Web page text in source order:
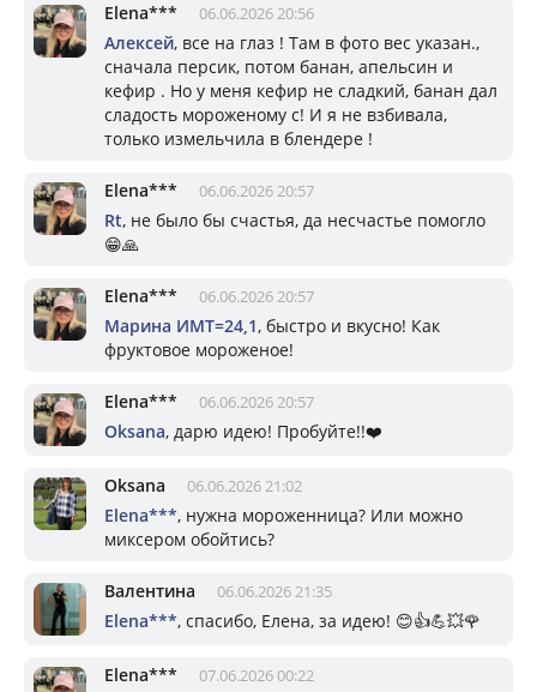
Elena*** 06.06.2026 20:56
Алексей, все на глаз ! Там в фото вес указан.,
сначала персик, потом банан, апельсин и
кефир . Но у меня кефир не сладкий, банан дал
сладость мороженому с! И я не взбивала,
только измельчила в блендере !
Elena*** 06.06.2026 20:57
Rt, не было бы счастья, да несчастье помогло
😁🙏
Elena*** 06.06.2026 20:57
Марина ИМТ=24,1, быстро и вкусно! Как
фруктовое мороженое!
Elena*** 06.06.2026 20:57
Oksana, дарю идею! Пробуйте!!❤️
Oksana 06.06.2026 21:02
Elena***, нужна мороженница? Или можно
миксером обойтись?
Валентина 06.06.2026 21:35
Elena***, спасибо, Елена, за идею! 😊👍💪💥🌹
Elena*** 07.06.2026 00:22